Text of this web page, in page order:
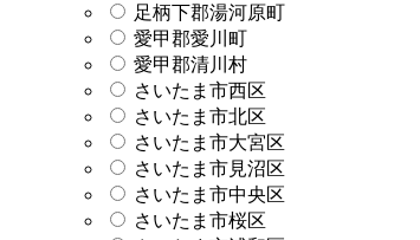
足柄下郡湯河原町
愛甲郡愛川町
愛甲郡清川村
さいたま市西区
さいたま市北区
さいたま市大宮区
さいたま市見沼区
さいたま市中央区
さいたま市桜区